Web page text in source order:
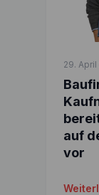
29.
auf
vor